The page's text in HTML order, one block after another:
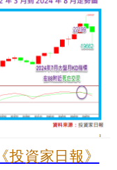
資家日報》